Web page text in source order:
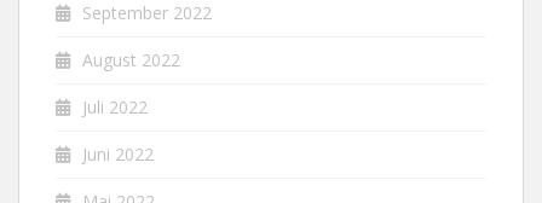
September 2022
August 2022
Juli 2022
Juni 2022